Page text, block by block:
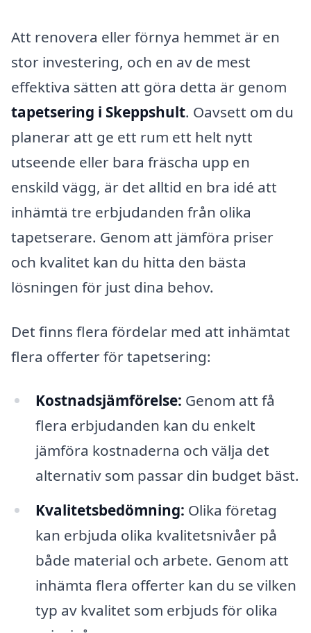
Att renovera eller förnya hemmet är en
stor investering, och en av de mest
effektiva sätten att göra detta är genom
tapetsering i Skeppshult. Oavsett om du
planerar att ge ett rum ett helt nytt
utseende eller bara fräscha upp en
enskild vägg, är det alltid en bra idé att
inhämtä tre erbjudanden från olika
tapetserare. Genom att jämföra priser
och kvalitet kan du hitta den bästa
lösningen för just dina behov.
Det finns flera fördelar med att inhämtat
flera offerter för tapetsering:
Kostnadsjämförelse: Genom att få
flera erbjudanden kan du enkelt
jämföra kostnaderna och välja det
alternativ som passar din budget bäst.
Kvalitetsbedömning: Olika företag
kan erbjuda olika kvalitetsnivåer på
både material och arbete. Genom att
inhämta flera offerter kan du se vilken
typ av kvalitet som erbjuds för olika